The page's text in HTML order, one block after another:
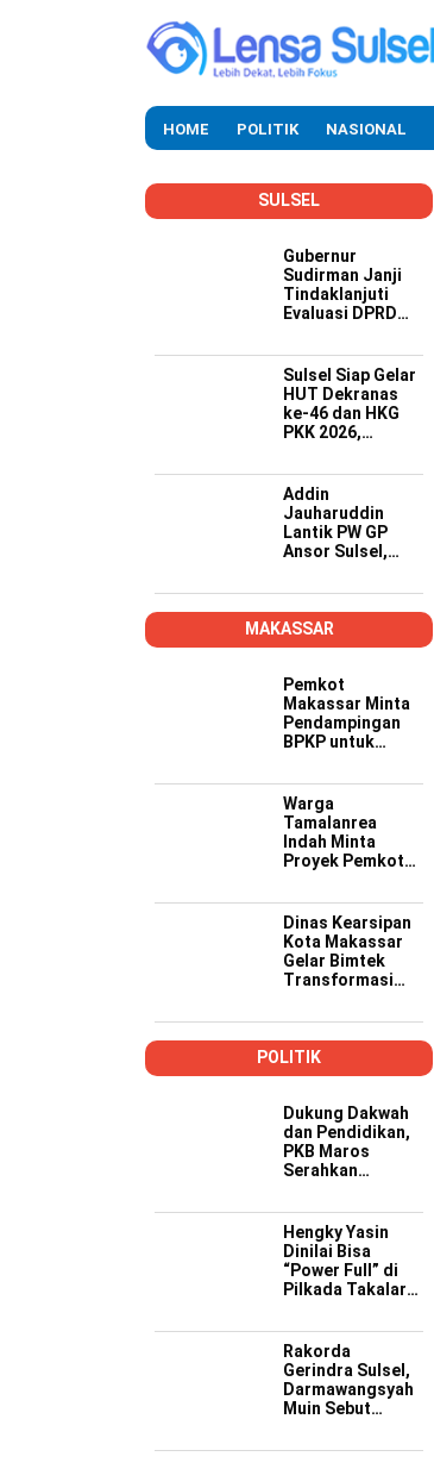
HOME POLITIK NASIONAL
SULSEL
Gubernur
Sudirman Janji
Tindaklanjuti
Evaluasi DPRD
Buruk OPD
Sulsel Siap Gelar
HUT Dekranas
ke-46 dan HKG
PKK 2026,
Promosi Wastra-
Kriya hingga
Dongkrak
Ekonomi Daerah
Addin
Jauharuddin
Lantik PW GP
Ansor Sulsel,
Kompeten,
Kreatif, dan Siap
Wujudkan
Ketahanan
MAKASSAR
Pemkot
Makassar Minta
Pendampingan
BPKP untuk
PSEL Sesuai
Regulasi
Warga
Tamalanrea
Indah Minta
Proyek Pemkot
Transparan,
Musyawarah
Berakhir dengan
Kesepakatan
Dinas Kearsipan
Kota Makassar
Gelar Bimtek
Transformasi
Yogyakarta
POLITIK
Dukung Dakwah
dan Pendidikan,
PKB Maros
Serahkan
Operasional ke
Pesantren
Hidayatullah
Hengky Yasin
Dinilai Bisa
“Power Full” di
Pilkada Takalar
Rakorda
Gerindra Sulsel,
Darmawangsyah
Muin Sebut
Strategis